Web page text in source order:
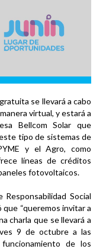
se llevará a cabo
virtual, y estará a
Bellcom Solar que
tipo de sistemas de
y el Agro, como
líneas de créditos
fotovoltaicos.
Social
que “queremos invitar a
charla que se llevará a
9 de octubre a las
de los